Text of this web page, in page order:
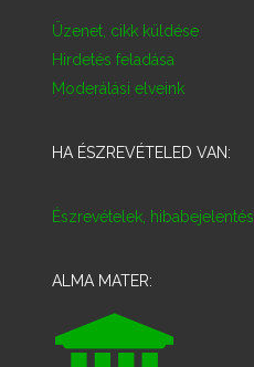
Üzenet, cikk küldése
Hirdetés feladása
Moderálási elveink
HA ÉSZREVÉTELED VAN:
Észrevételek, hibabejelentés
ALMA MATER: